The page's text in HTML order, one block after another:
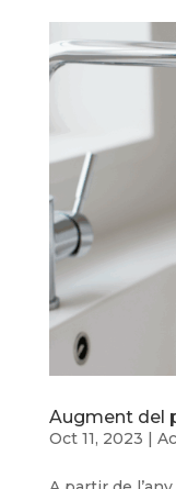
Augment del
Oct 11, 2023